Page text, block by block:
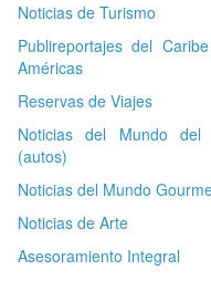
Noticias de Turismo
Publireportajes del
Américas
Reservas de Viajes
Noticias del Mundo del
(autos)
Noticias del Mundo
Noticias de Arte
Asesoramiento Integral